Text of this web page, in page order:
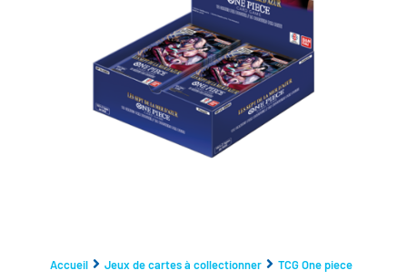
Accueil Jeux de cartes à collectionner
TCG One piece